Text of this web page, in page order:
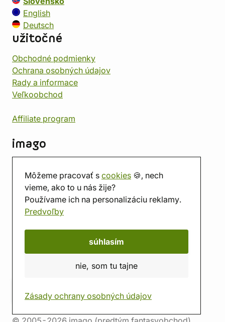
Môžeme pracovať s cookies 🍪, nech
vieme, ako to u nás žije?
Používame ich na personalizáciu reklamy.
Predvoľby
súhlasím
nie, som tu tajne
Zásady ochrany osobných údajov
English
Deutsch
užitočné
Obchodné podmienky
Ochrana osobných údajov
Rady a informace
Veľkoobchod
Affiliate program
imago
Predajňa
Herňa
O nás
Hodnotenie obchodu